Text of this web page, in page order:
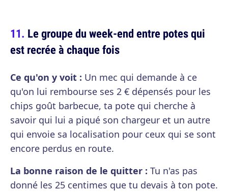
Le groupe du week-end entre potes qui
est recrée à chaque fois
Ce qu'on y voit : Un mec qui demande à ce
qu'on lui rembourse ses 2 € dépensés pour les
chips goût barbecue, ta pote qui cherche à
savoir qui lui a piqué son chargeur et un autre
qui envoie sa localisation pour ceux qui se sont
encore perdus en route.
La bonne raison de le quitter : Tu n'as pas
donné les 25 centimes que tu devais à ton pote.